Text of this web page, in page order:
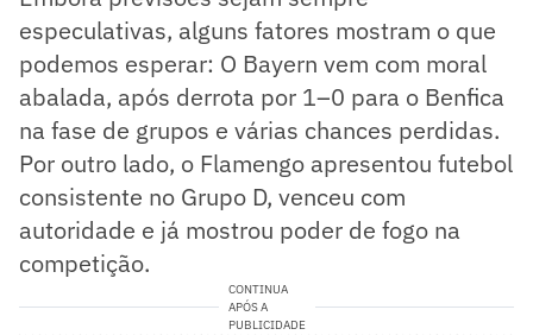
especulativas, alguns fatores mostram o que
podemos esperar: O Bayern vem com moral
abalada, após derrota por 1–0 para o Benfica
na fase de grupos e várias chances perdidas.
Por outro lado, o Flamengo apresentou futebol
consistente no Grupo D, venceu com
autoridade e já mostrou poder de fogo na
competição.
CONTINUA
APÓS A
PUBLICIDADE